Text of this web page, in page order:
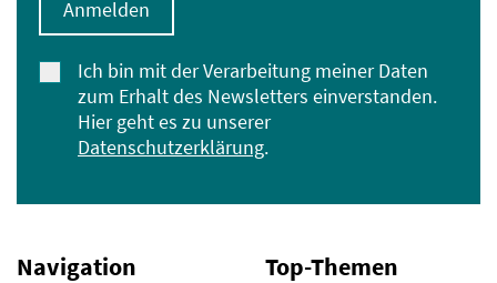
Ich bin mit der Verarbeitung meiner Daten
zum Erhalt des Newsletters einverstanden.
Hier geht es zu unserer
Datenschutzerklärung.
Anmelden
Navigation Top-Themen